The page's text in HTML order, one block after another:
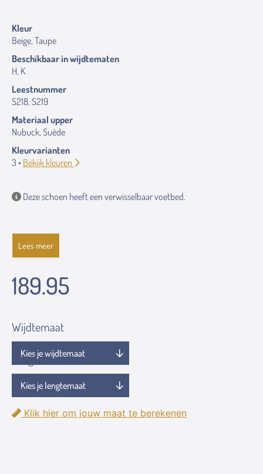
Kleur
Beige, Taupe
Beschikbaar in wijdtematen
H, K
Leestnummer
S218, S219
Materiaal upper
Nubuck, Suède
Kleurvarianten
3 • Bekijk kleuren
Deze schoen heeft een verwisselbaar voetbed.
Lees meer
189.95
Wijdtemaat
Lengtemaat
Klik hier om jouw maat te berekenen